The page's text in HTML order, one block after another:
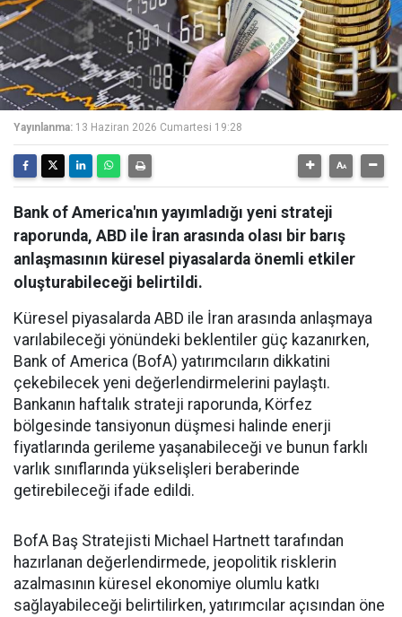
Yayınlanma: 13 Haziran 2026 Cumartesi 19:28
Bank of America'nın yayımladığı yeni strateji
raporunda, ABD ile İran arasında olası bir barış
anlaşmasının küresel piyasalarda önemli etkiler
oluşturabileceği belirtildi.
Küresel piyasalarda ABD ile İran arasında anlaşmaya
varılabileceği yönündeki beklentiler güç kazanırken,
Bank of America (BofA) yatırımcıların dikkatini
çekebilecek yeni değerlendirmelerini paylaştı.
Bankanın haftalık strateji raporunda, Körfez
bölgesinde tansiyonun düşmesi halinde enerji
fiyatlarında gerileme yaşanabileceği ve bunun farklı
varlık sınıflarında yükselişleri beraberinde
getirebileceği ifade edildi.
BofA Baş Stratejisti Michael Hartnett tarafından
hazırlanan değerlendirmede, jeopolitik risklerin
azalmasının küresel ekonomiye olumlu katkı
sağlayabileceği belirtilirken, yatırımcılar açısından öne